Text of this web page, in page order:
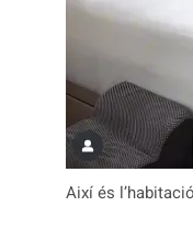
Així és